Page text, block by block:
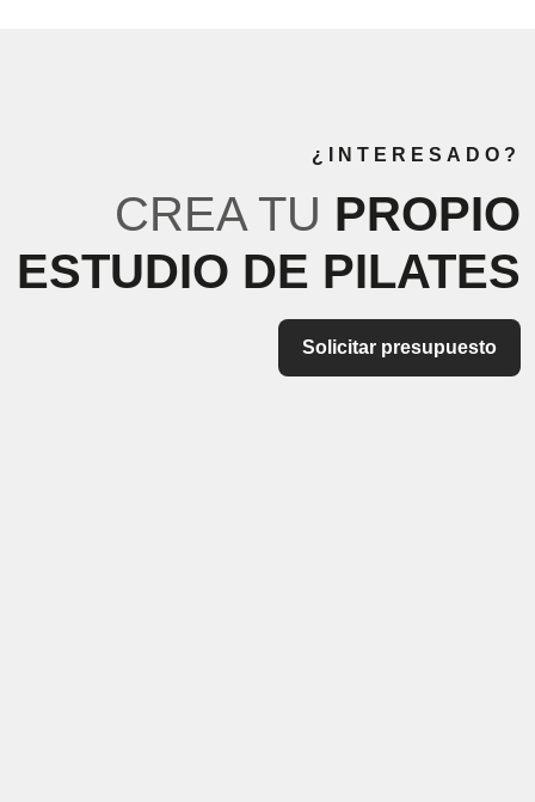
¿INTERESADO?
CREA TU PROPIO
ESTUDIO DE PILATES
Solicitar presupuesto